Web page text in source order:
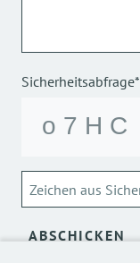
Sicherheitsabfrage*
ABSCHICKEN